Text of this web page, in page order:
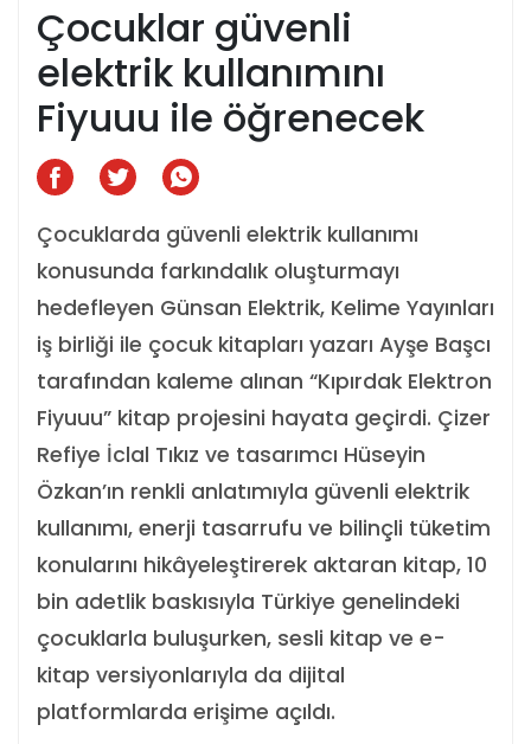
Çocuklar güvenli
elektrik kullanımını
Fiyuuu ile öğrenecek
Çocuklarda güvenli elektrik kullanımı
konusunda farkındalık oluşturmayı
hedefleyen Günsan Elektrik, Kelime Yayınları
iş birliği ile çocuk kitapları yazarı Ayşe Başcı
tarafından kaleme alınan “Kıpırdak Elektron
Fiyuuu” kitap projesini hayata geçirdi. Çizer
Refiye İclal Tıkız ve tasarımcı Hüseyin
Özkan’ın renkli anlatımıyla güvenli elektrik
kullanımı, enerji tasarrufu ve bilinçli tüketim
konularını hikâyeleştirerek aktaran kitap, 10
bin adetlik baskısıyla Türkiye genelindeki
çocuklarla buluşurken, sesli kitap ve e-
kitap versiyonlarıyla da dijital
platformlarda erişime açıldı.